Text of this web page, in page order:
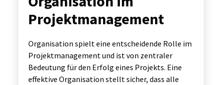
Projektmanagement
Organisation spielt eine entscheidende Rolle im
Projektmanagement und ist von zentraler
Bedeutung für den Erfolg eines Projekts. Eine
effektive Organisation stellt sicher, dass alle